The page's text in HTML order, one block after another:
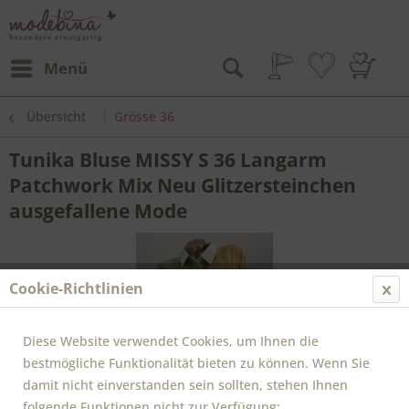
Menü
Übersicht Grösse 36
Tunika Bluse MISSY S 36 Langarm
Patchwork Mix Neu Glitzersteinchen
ausgefallene Mode
Cookie-Richtlinien
Diese Website verwendet Cookies, um Ihnen die
bestmögliche Funktionalität bieten zu können. Wenn Sie
damit nicht einverstanden sein sollten, stehen Ihnen